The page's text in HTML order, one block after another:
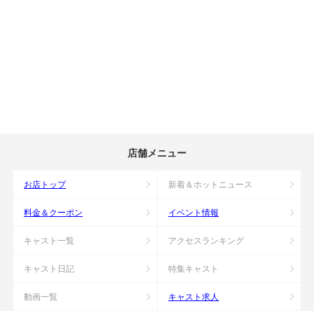
店舗メニュー
お店トップ 新着＆ホットニュース
料金＆クーポン イベント情報
キャスト一覧 アクセスランキング
キャスト日記 特集キャスト
動画一覧 キャスト求人